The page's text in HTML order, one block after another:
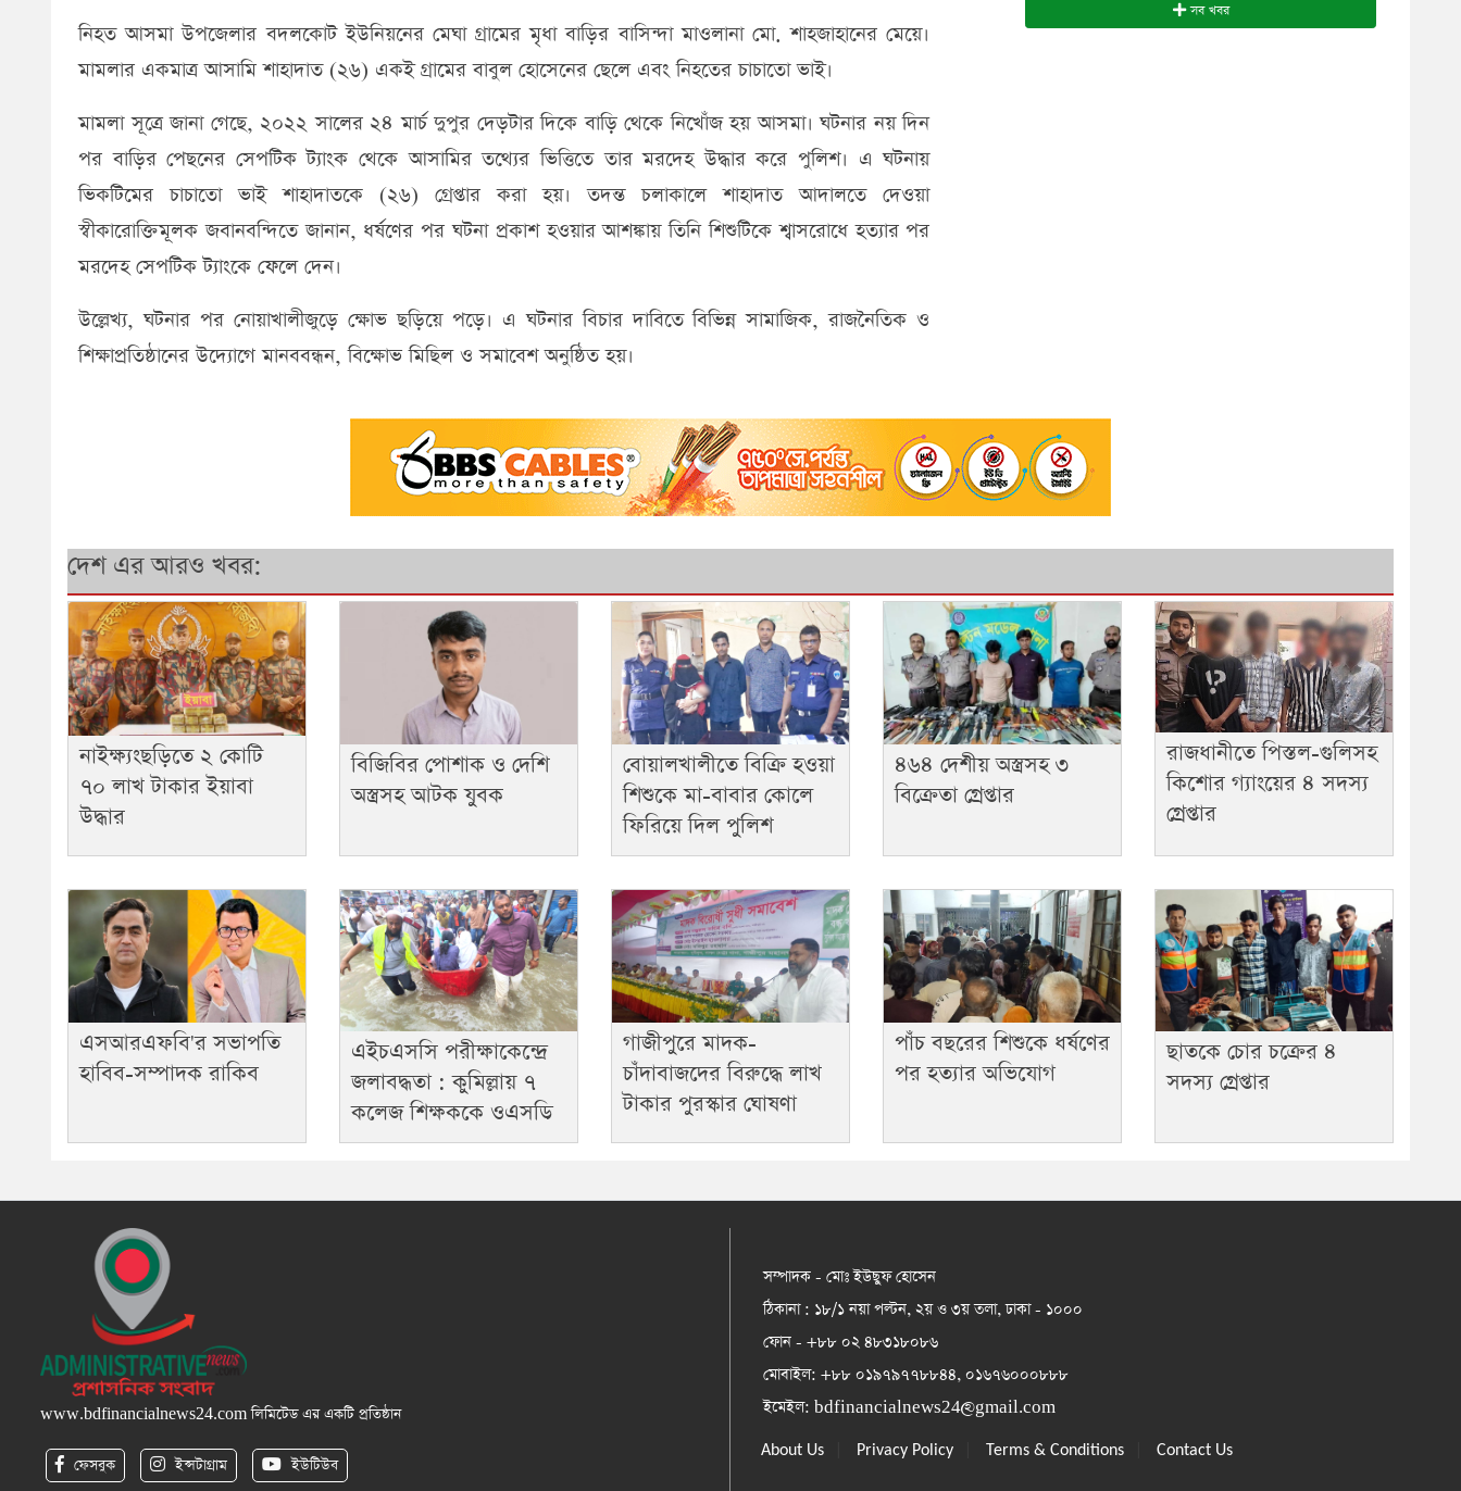
নিহত আসমা উপজেলার বদলকোট ইউনিয়নের মেঘা গ্রামের মৃধা বাড়ির বাসিন্দা মাওলানা মো. শাহজাহানের মেয়ে।
মামলার একমাত্র আসামি শাহাদাত (২৬) একই গ্রামের বাবুল হোসেনের ছেলে এবং নিহতের চাচাতো ভাই।
মামলা সূত্রে জানা গেছে, ২০২২ সালের ২৪ মার্চ দুপুর দেড়টার দিকে বাড়ি থেকে নিখোঁজ হয় আসমা। ঘটনার নয় দিন
পর বাড়ির পেছনের সেপটিক ট্যাংক থেকে আসামির তথ্যের ভিত্তিতে তার মরদেহ উদ্ধার করে পুলিশ। এ ঘটনায়
ভিকটিমের চাচাতো ভাই শাহাদাতকে (২৬) গ্রেপ্তার করা হয়। তদন্ত চলাকালে শাহাদাত আদালতে দেওয়া
স্বীকারোক্তিমূলক জবানবন্দিতে জানান, ধর্ষণের পর ঘটনা প্রকাশ হওয়ার আশঙ্কায় তিনি শিশুটিকে শ্বাসরোধে হত্যার পর
মরদেহ সেপটিক ট্যাংকে ফেলে দেন।
উল্লেখ্য, ঘটনার পর নোয়াখালীজুড়ে ক্ষোভ ছড়িয়ে পড়ে। এ ঘটনার বিচার দাবিতে বিভিন্ন সামাজিক, রাজনৈতিক ও
শিক্ষাপ্রতিষ্ঠানের উদ্যোগে মানববন্ধন, বিক্ষোভ মিছিল ও সমাবেশ অনুষ্ঠিত হয়।
সব খবর
দেশ এর আরও খবর:
নাইক্ষ্যংছড়িতে ২ কোটি
৭০ লাখ টাকার ইয়াবা
উদ্ধার
বিজিবির পোশাক ও দেশি
অস্ত্রসহ আটক যুবক
বোয়ালখালীতে বিক্রি হওয়া
শিশুকে মা-বাবার কোলে
ফিরিয়ে দিল পুলিশ
৪৬৪ দেশীয় অস্ত্রসহ ৩
বিক্রেতা গ্রেপ্তার
রাজধানীতে পিস্তল-গুলিসহ
কিশোর গ্যাংয়ের ৪ সদস্য
গ্রেপ্তার
এসআরএফবি'র সভাপতি
হাবিব-সম্পাদক রাকিব
এইচএসসি পরীক্ষাকেন্দ্রে
জলাবদ্ধতা : কুমিল্লায় ৭
কলেজ শিক্ষককে ওএসডি
গাজীপুরে মাদক-
চাঁদাবাজদের বিরুদ্ধে লাখ
টাকার পুরস্কার ঘোষণা
পাঁচ বছরের শিশুকে ধর্ষণের
পর হত্যার অভিযোগ
ছাতকে চোর চক্রের ৪
সদস্য গ্রেপ্তার
www.bdfinancialnews24.comলিমিটেড এর একটি প্রতিষ্ঠান
ফেসবুক ইন্সটাগ্রাম ইউটিউব
সম্পাদক - মোঃ ইউছুফ হোসেন
ঠিকানা : ১৮/১ নয়া পল্টন, ২য় ও ৩য় তলা, ঢাকা - ১০০০
ফোন - +৮৮ ০২ ৪৮৩১৮০৮৬
মোবাইল: +৮৮ ০১৯৭৯৭৭৮৮৪৪, ০১৬৭৬০০০৮৮৮
ইমেইল: bdfinancialnews24@gmail.com
About Us Privacy Policy Terms & Conditions Contact Us